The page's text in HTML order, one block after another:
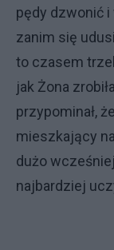
pędy dzwonić i
zanim się
to czasem
jak Żona
przypominał,
mieszkający
dużo
najbardziej